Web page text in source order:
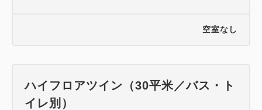
・シモンズ社最高級シリーズのベッドでぐっすり就
空室なし
ハイフロアツイン（30平米／バス・ト
イレ別）